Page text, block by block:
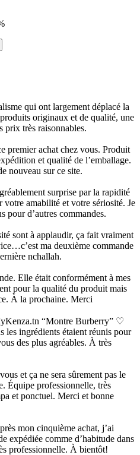
qui ont largement déplacé la
originaux et de qualité, une
prix très raisonnables.
premier achat chez vous. Produit
et qualité de l’emballage.
nouveau sur ce site.
surprise par la rapidité
amabilité et votre sériosité. Je
pour d’autres commandes.
sont à applaudir, ça fait vraiment
ma deuxième commande
nchallah.
Elle était conformément à mes
pour la qualité du produit mais
À la prochaine. Merci
“Montre Burberry” ♡
ingrédients étaient réunis pour
des plus agréables. À très
et ça ne sera sûrement pas le
Équipe professionnelle, très
et ponctuel. Merci et bonne
mon cinquième achat, j’ai
expédiée comme d’habitude dans
professionnelle. À bientôt!